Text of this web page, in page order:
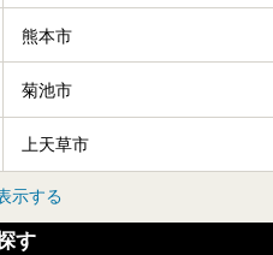
熊本市
菊池市
上天草市
示する
す